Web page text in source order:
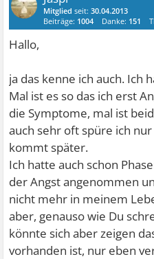
Mitglied seit:30.04.2013
Beiträge: 1004 Danke: 151
Hallo,
ja das kenne ich auch. Ich
Mal ist es so das ich erst
die Symptome, mal ist
auch sehr oft spüre ich
kommt später.
Ich hatte auch schon
der Angst angenommen
nicht mehr in meinem
aber, genauso wie Du
könnte sich aber zeigen
vorhanden ist, nur eben